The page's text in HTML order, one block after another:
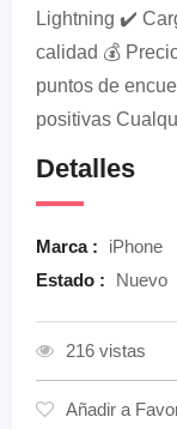
Lightning ✔️
calidad 💰
puntos de
positivas
Detalles
Marca :
iPhone
Estado :
Nuevo
216 vistas
Añadir a